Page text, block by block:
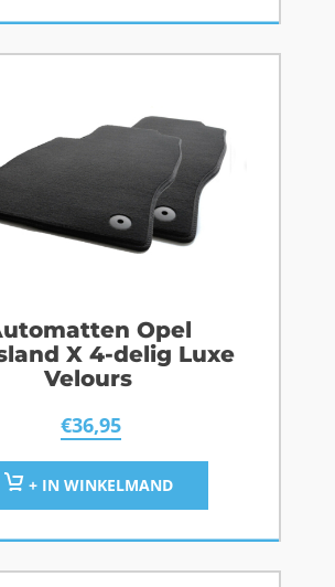
Opel
X 4-delig Luxe
Velours
€36,95
+ IN WINKELMAND